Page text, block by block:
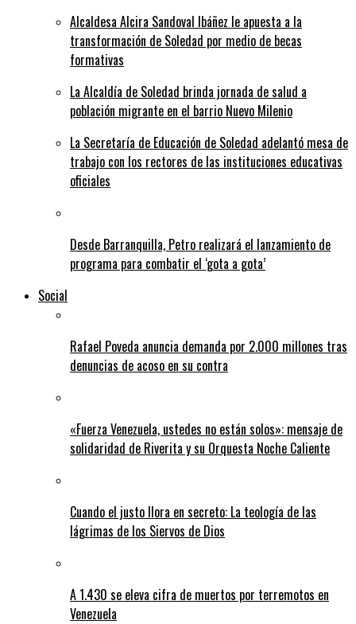
Alcaldesa Alcira Sandoval Ibáñez le apuesta a la
transformación de Soledad por medio de becas
formativas
La Alcaldía de Soledad brinda jornada de salud a
población migrante en el barrio Nuevo Milenio
La Secretaría de Educación de Soledad adelantó mesa de
trabajo con los rectores de las instituciones educativas
oficiales
Desde Barranquilla, Petro realizará el lanzamiento de
programa para combatir el ‘gota a gota’
Social
Rafael Poveda anuncia demanda por 2.000 millones tras
denuncias de acoso en su contra
«Fuerza Venezuela, ustedes no están solos»: mensaje de
solidaridad de Riverita y su Orquesta Noche Caliente
Cuando el justo llora en secreto: La teología de las
lágrimas de los Siervos de Dios
A 1.430 se eleva cifra de muertos por terremotos en
Venezuela